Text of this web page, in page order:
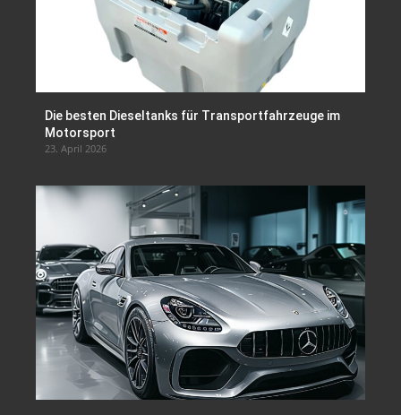
Die besten Dieseltanks für Transportfahrzeuge im
Motorsport
23. April 2026